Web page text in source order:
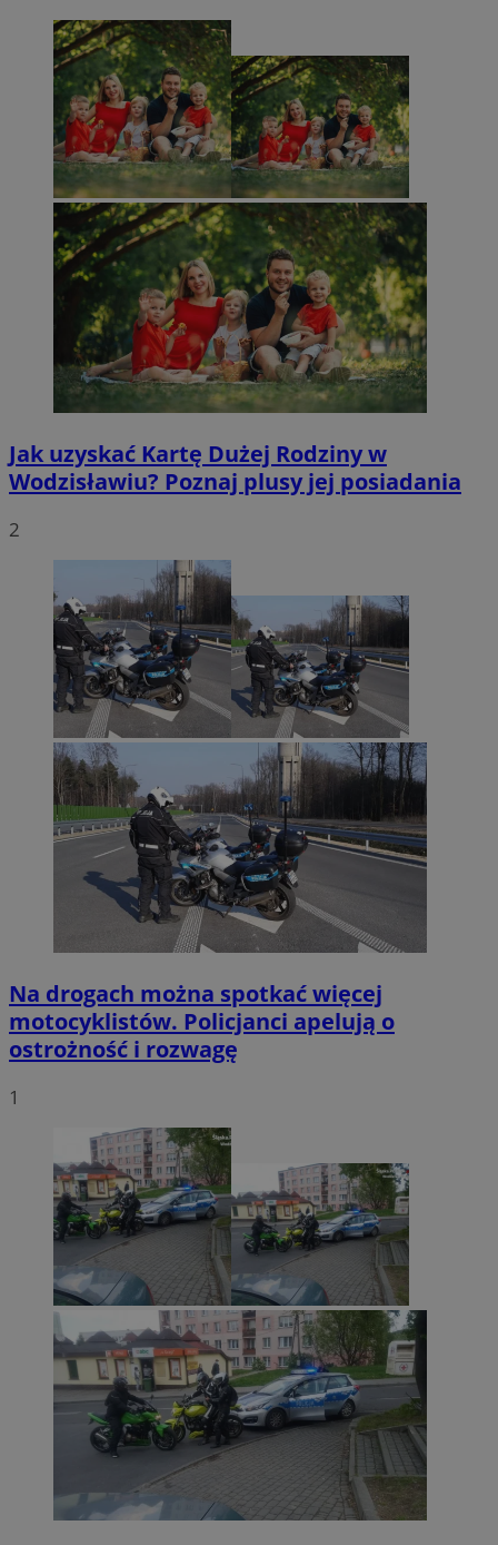
Jak uzyskać Kartę Dużej Rodziny w
Wodzisławiu? Poznaj plusy jej posiadania
2
Na drogach można spotkać więcej
motocyklistów. Policjanci apelują o
ostrożność i rozwagę
1